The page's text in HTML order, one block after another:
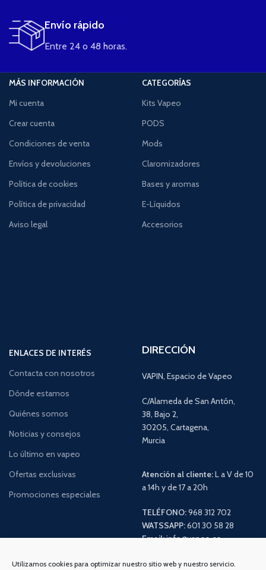
Utilizamos cookies para optimizar nuestro sitio web y nuestro servicio.
Envío rápido
Entre 24 o 48 horas.
MÁS INFORMACIÓN
Mi cuenta
Crear cuenta
Condiciones de venta
Envíos y devoluciones
Política de cookies
Política de privacidad
Aviso legal
CATEGORÍAS
Kits Vapeo
PODS
Mods
Claromizadores
Bases y aromas
E-Líquidos
Accesorios
ENLACES DE INTERÉS
Contacta con nosotros
Dónde estamos
Quiénes somos
Noticias y consejos
Lo último en vapeo
Ofertas exclusivas
Promociones especiales
DIRECCIÓN
VAPIN, Espacio de Vapeo
C/Alameda de San Antón,
38, Bajo 2,
30205, Cartagena,
Murcia
Atención al cliente:L a V de 10
a 14h y de 17 a 20h
TELÉFONO:968 312 702
WATSSAPP:601 30 58 28
Email:info@vapeo.es